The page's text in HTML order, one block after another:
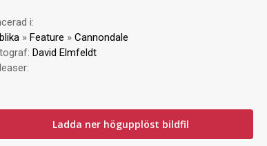
i:
»Feature »Cannondale
David Elmfeldt
Ladda ner högupplöst bildfil